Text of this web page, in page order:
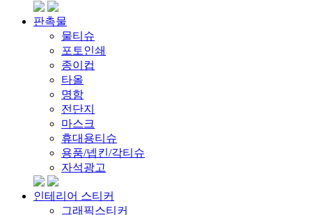
판촉물
물티슈
포토인쇄
종이컵
타올
명함
전단지
마스크
휴대용티슈
용품/넵킨/각티슈
자석광고
인테리어 스티커
그래픽스티커